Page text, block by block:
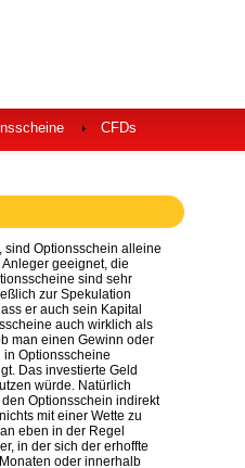
CFDs
sind Optionsschein alleine
geeignet, die
sind sehr
zur Spekulation
er auch sein Kapital
auch wirklich als
man einen Gewinn oder
Optionsscheine
Das investierte Geld
würde. Natürlich
Optionsschein indirekt
mit einer Wette zu
eben in der Regel
in der sich der erhoffte
oder innerhalb